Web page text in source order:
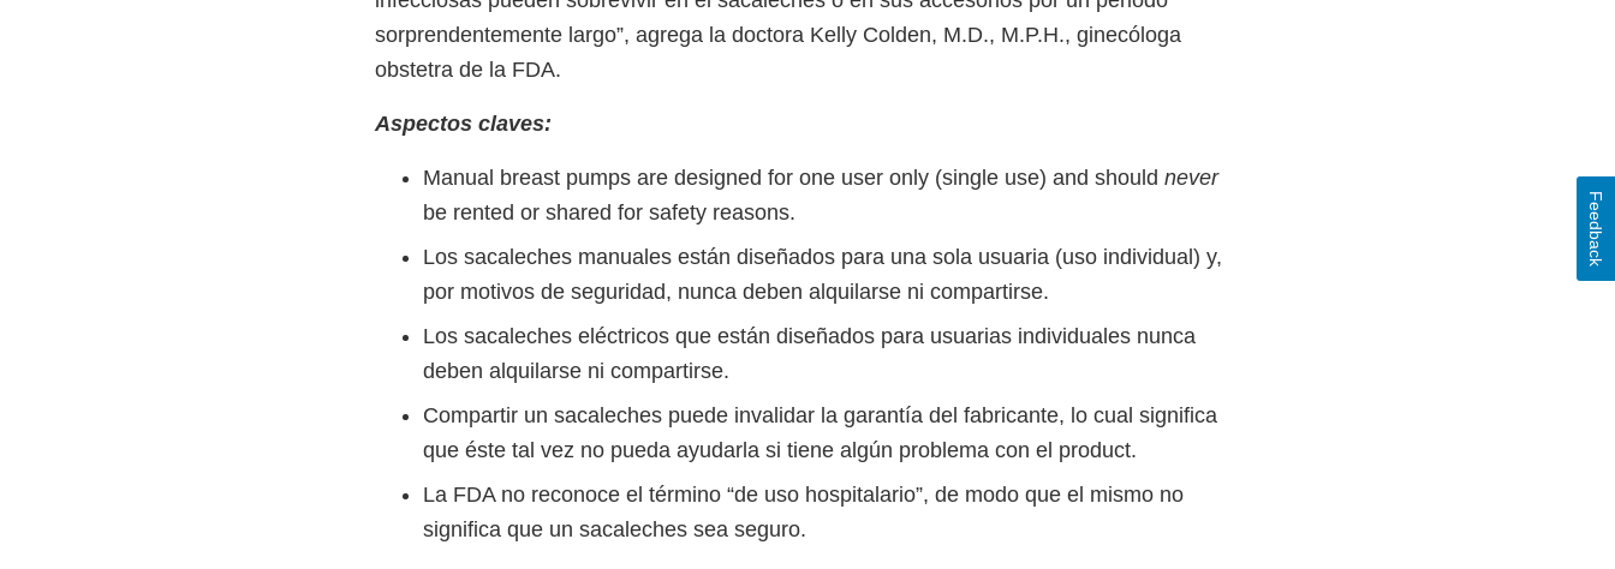
sorprendentemente largo”, agrega la doctora Kelly Colden, M.D., M.P.H., ginecóloga
obstetra de la FDA.
Aspectos claves:
Manual breast pumps are designed for one user only (single use) and should never
be rented or shared for safety reasons.
Los sacaleches manuales están diseñados para una sola usuaria (uso individual) y,
por motivos de seguridad, nunca deben alquilarse ni compartirse.
Los sacaleches eléctricos que están diseñados para usuarias individuales nunca
deben alquilarse ni compartirse.
Compartir un sacaleches puede invalidar la garantía del fabricante, lo cual significa
que éste tal vez no pueda ayudarla si tiene algún problema con el product.
La FDA no reconoce el término “de uso hospitalario”, de modo que el mismo no
significa que un sacaleches sea seguro.
Feedback